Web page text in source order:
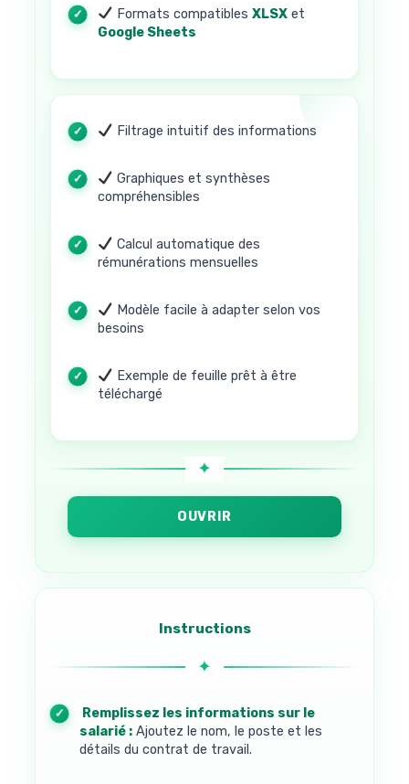
Formats compatibles XLSXet
Google Sheets
Filtrage intuitif des informations
Graphiques et synthèses
compréhensibles
Calcul automatique des
rémunérations mensuelles
Modèle facile à adapter selon vos
besoins
Exemple de feuille prêt à être
téléchargé
OUVRIR
Instructions
1. Remplissez les informations sur le
salarié : Ajoutez le nom, le poste et les
détails du contrat de travail.